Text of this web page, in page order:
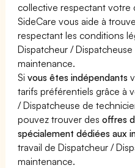
collective respectant
SideCare vous aide à
respectant les conditions
Dispatcheur /
maintenance.
Sivous êtes indépendants
tarifs préférentiels grâce à
/ Dispatcheuse de
pouvez trouver desoffres
spécialement dédiées aux
travail de Dispatcheur /
maintenance.